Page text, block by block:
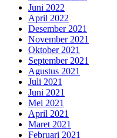
Juni 2022
April 2022
Desember 2021
November 2021
Oktober 2021
September 2021
Agustus 2021
Juli 2021
Juni 2021
Mei 2021
April 2021
Maret 2021
Februari 2021